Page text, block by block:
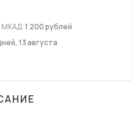
МКАД:1 200 рублей
13 августа